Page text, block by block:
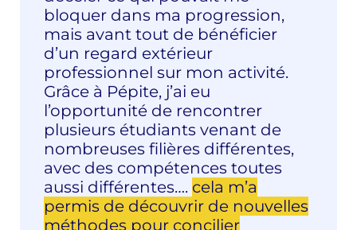
bloquer dans ma progression,
mais avant tout de bénéficier
d’un regard extérieur
professionnel sur mon activité.
Grâce à Pépite, j’ai eu
l’opportunité de rencontrer
plusieurs étudiants venant de
nombreuses filières différentes,
avec des compétences toutes
aussi différentes…. cela m’a
permis de découvrir de nouvelles
méthodes pour concilier